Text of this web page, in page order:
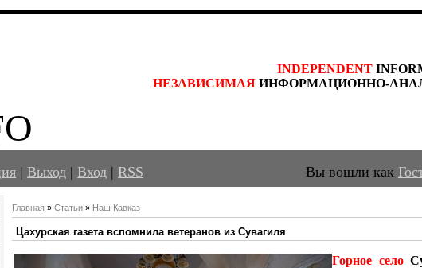
INDEPENDENT
НЕЗАВИСИМАЯ ИНФОРМАЦИОННО-
|Выход |Вход |RSS Вы вошли как
Главная »Статьи » Наш Кавказ
Цахурская газета вспомнила ветеранов из Сувагиля
Горное село